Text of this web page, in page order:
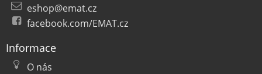
eshop@emat.cz
facebook.com/EMAT.cz
Informace
O nás